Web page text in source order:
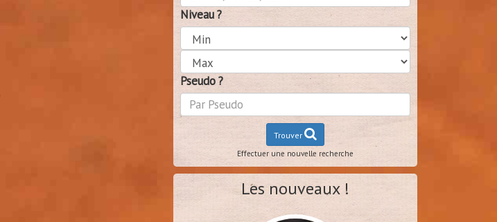
Niveau ?
Pseudo ?
Trouver
Effectuer une nouvelle recherche
Les nouveaux !